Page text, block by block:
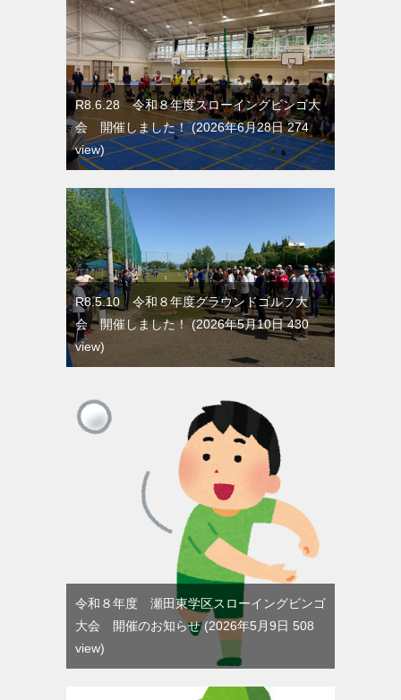
R8.6.28 令和８年度スローイングビンゴ大
会 開催しました！ 2026年6月28日 274
view
R8.5.10 令和８年度グラウンドゴルフ大
会 開催しました！
2026年5月10日 430
view
令和８年度 瀬田東学区スローイングビンゴ
大会 開催のお知らせ
2026年5月9日 508
view